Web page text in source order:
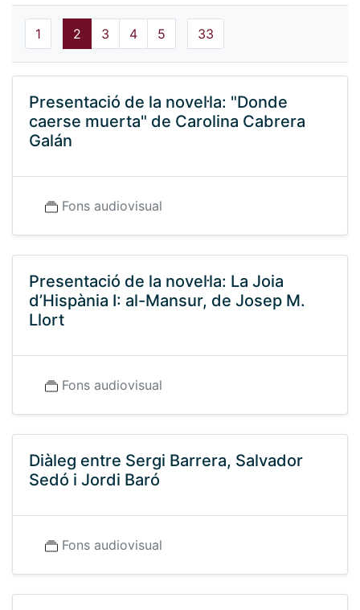
1 2 3 4 5 33
Presentació de la novel·la: "Donde
caerse muerta" de Carolina Cabrera
Galán
Fons audiovisual
Presentació de la novel·la: La Joia
d’Hispània I: al-Mansur, de Josep M.
Llort
Fons audiovisual
Diàleg entre Sergi Barrera, Salvador
Sedó i Jordi Baró
Fons audiovisual